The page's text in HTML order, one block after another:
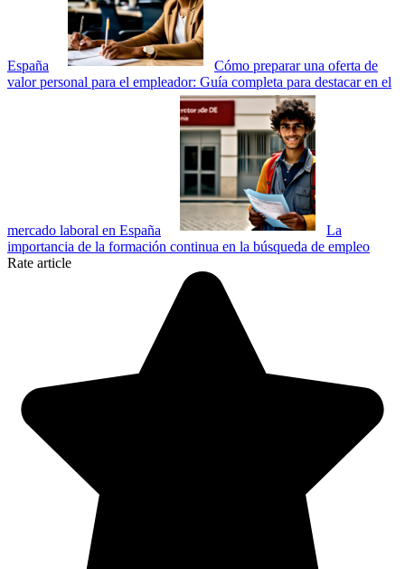
España
Cómo preparar una oferta de
valor personal para el empleador: Guía completa para destacar en el
mercado laboral en España
La
importancia de la formación continua en la búsqueda de empleo
Rate article